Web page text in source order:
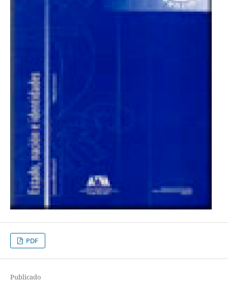
PDF
Publicado